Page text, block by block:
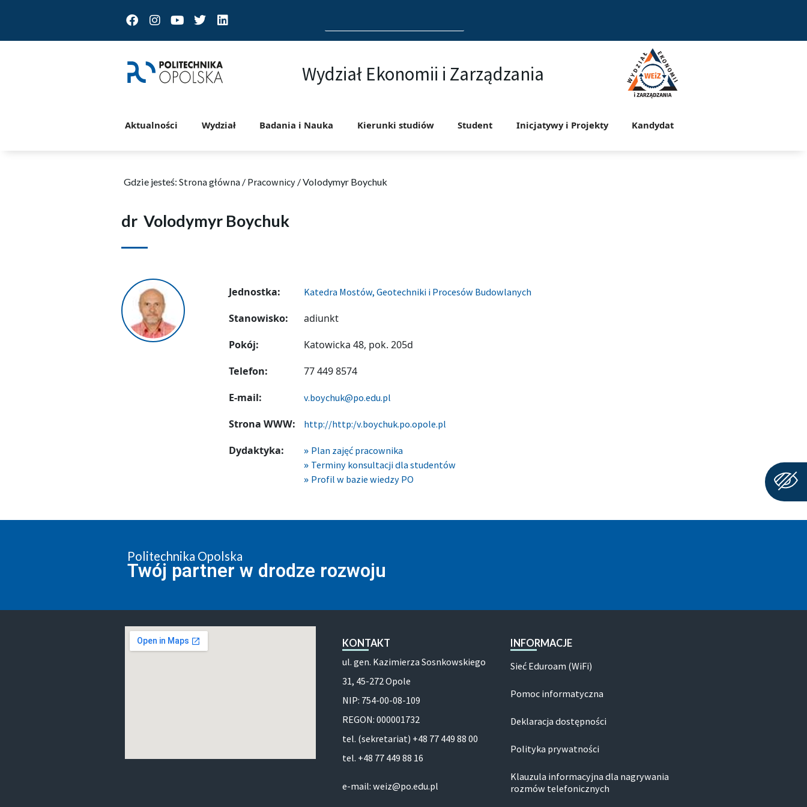
FacebookInstagram
Youtube
TwitterLinkedin
for:
Wydział Ekonomii i Zarządzania
Aktualności Wydział Badania i Nauka Kierunki studiów Student Inicjatywy i Projekty Kandydat
Gdzie jesteś: Strona główna / Pracownicy/Volodymyr Boychuk
dr Volodymyr Boychuk
Jednostka: Katedra Mostów, Geotechniki i Procesów Budowlanych
Stanowisko:
adiunkt
Pokój:
Katowicka 48, pok. 205d
Telefon:
77 449 8574
E-mail:
v.boychuk@po.edu.pl
Strona WWW: http://http:/v.boychuk.po.opole.pl
Dydaktyka:
Plan zajęć pracownika
Terminy konsultacji dla studentów
Profil w bazie wiedzy PO
Politechnika Opolska
Twój partner w drodze rozwoju
KONTAKT
ul. gen. Kazimierza Sosnkowskiego
31, 45-272 Opole
NIP: 754-00-08-109
REGON: 000001732
tel. (sekretariat) +48 77 449 88 00
tel. +48 77 449 88 16
e-mail: weiz@po.edu.pl
INFORMACJE
Sieć Eduroam (WiFi)
Pomoc informatyczna
Deklaracja dostępności
Polityka prywatności
Klauzula informacyjna dla nagrywania
rozmów telefonicznych